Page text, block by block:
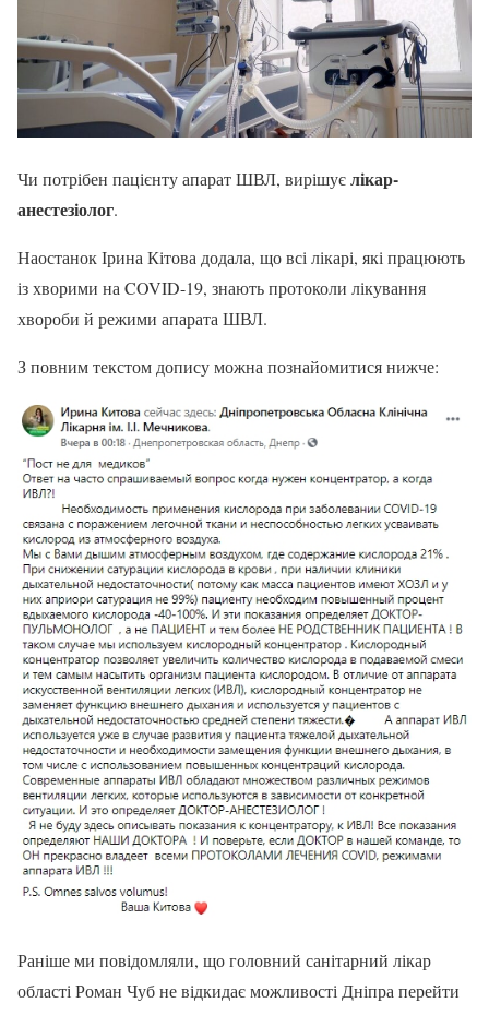
Чи потрібен пацієнту апарат ШВЛ, вирішуєлікар-
анестезіолог.
Наостанок Ірина Кітова додала, що всі лікарі, які працюють
із хворими на COVID-19, знають протоколи лікування
хвороби й режими апарата ШВЛ.
З повним текстом допису можна познайомитися нижче:
Раніше ми повідомляли, що головний санітарний лікар
області Роман Чуб не відкидає можливості Дніпра перейти